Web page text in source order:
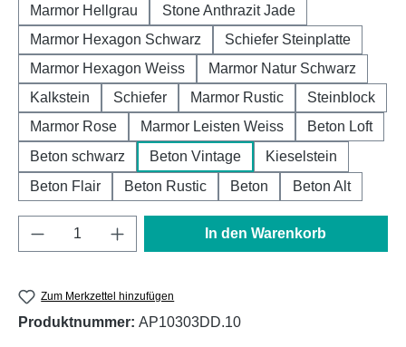
Marmor Hellgrau
Stone Anthrazit Jade
Marmor Hexagon Schwarz
Schiefer Steinplatte
Marmor Hexagon Weiss
Marmor Natur Schwarz
Kalkstein
Schiefer Marmor Rustic
Steinblock
Marmor Rose
Marmor Leisten Weiss
Beton Loft
Beton schwarz
Beton Vintage
Kieselstein
Beton Flair
Beton Rustic Beton Beton Alt
Produkt Anzahl: Gib den gewünschten
In den Warenkorb
Zum Merkzettel hinzufügen
Produktnummer: AP10303DD.10